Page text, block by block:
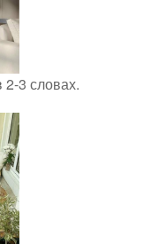
3 словах.